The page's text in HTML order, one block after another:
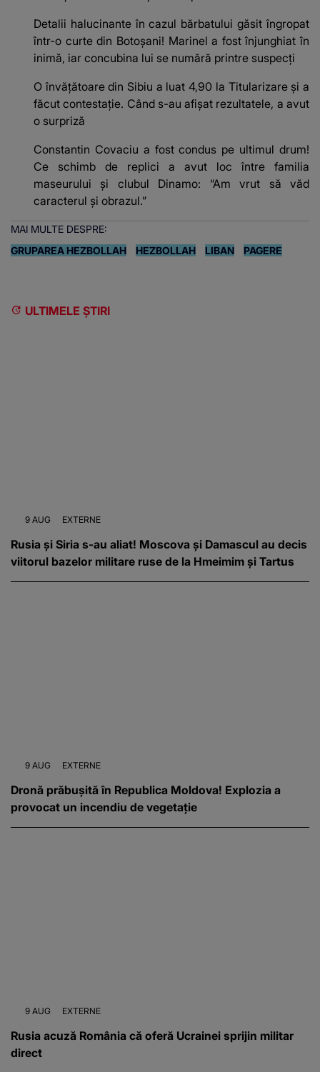
Detalii halucinante în cazul bărbatului găsit îngropat
într-o curte din Botoșani! Marinel a fost înjunghiat în
inimă, iar concubina lui se numără printre suspecți
O învățătoare din Sibiu a luat 4,90 la Titularizare și a
făcut contestație. Când s-au afișat rezultatele, a avut
o surpriză
Constantin Covaciu a fost condus pe ultimul drum!
Ce schimb de replici a avut loc între familia
maseurului și clubul Dinamo: “Am vrut să văd
caracterul și obrazul.”
MAI MULTE DESPRE:
GRUPAREA HEZBOLLAH
HEZBOLLAH LIBAN PAGERE
ULTIMELE ȘTIRI
9 AUG EXTERNE
Rusia și Siria s-au aliat! Moscova și Damascul au decis
viitorul bazelor militare ruse de la Hmeimim și Tartus
9 AUG EXTERNE
Dronă prăbușită în Republica Moldova! Explozia a
provocat un incendiu de vegetație
9 AUG EXTERNE
Rusia acuză România că oferă Ucrainei sprijin militar
direct